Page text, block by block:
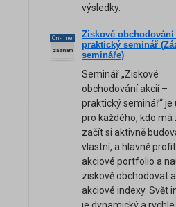
výsledky.
On-line
záznam
Ziskové
praktický seminář
semináře)
Seminář „Ziskové
obchodování akcií –
praktický seminář“ je
pro každého, kdo má
začít si aktivně
vlastní, a hlavně
akciové portfolio a
ziskově obchodovat
akciové indexy. Svět